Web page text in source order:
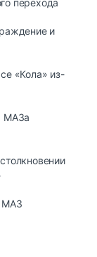
перехода
и
«Кола» из-
МАЗа
МАЗ